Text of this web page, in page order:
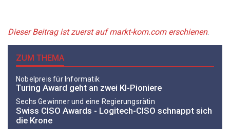
Dieser Beitrag ist zuerst auf markt-kom.com erschienen.
ZUM THEMA
Nobelpreis für Informatik
Turing Award geht an zwei KI-Pioniere
Sechs Gewinner und eine Regierungsrätin
Swiss CISO Awards - Logitech-CISO schnappt sich
die Krone